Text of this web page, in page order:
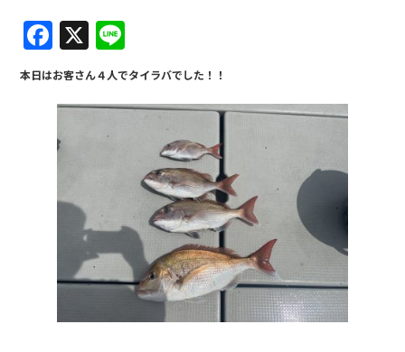
F
a
c
e
b
o
X
n
e
本日はお客さん４人でタイラバでした！！